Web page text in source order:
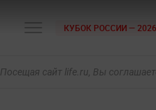
КУБОК РОССИИ —
Посещая сайт life.ru, Вы